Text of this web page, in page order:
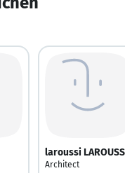
laroussi
Architect